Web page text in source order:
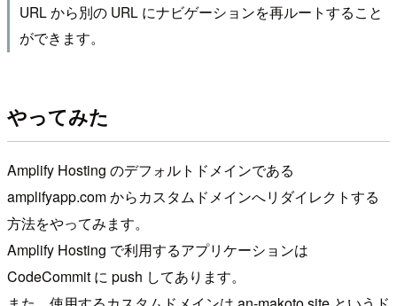
URL から別の URL にナビゲーションを再ルートすること
ができます。
やってみた
Amplify Hosting のデフォルトドメインである
amplifyapp.com からカスタムドメインへリダイレクトする
方法をやってみます。
Amplify Hosting で利用するアプリケーションは
CodeCommit に push してあります。